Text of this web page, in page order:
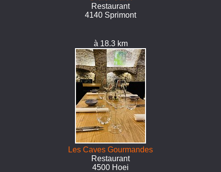
Restaurant
4140 Sprimont
à 18.3 km
Les Caves Gourmandes
Restaurant
4500 Hoei